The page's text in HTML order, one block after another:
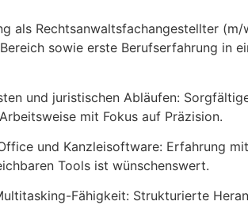
als Rechtsanwaltsfachangestellter
sowie erste Berufserfahrung in
und juristischen Abläufen:
mit Fokus auf Präzision.
und Kanzleisoftware: Erfahrung
Tools ist wünschenswert.
Fähigkeit: Strukturierte